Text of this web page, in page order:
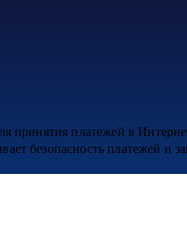
принятия платежей в
безопасность платежей и